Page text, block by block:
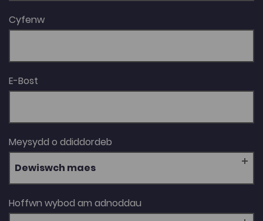
Cyfenw
E-Bost
Meysydd o ddiddordeb
Dewiswch maes
Hoffwn wybod am adnoddau